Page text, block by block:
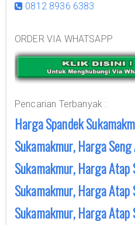
0812 8936 6383
ORDER VIA WHATSAPP
Pencarian Terbanyak :
Harga Spandek
Sukamakmur, Harga
Sukamakmur, Harga Atap
Sukamakmur, Harga
Sukamakmur, Harga Atap